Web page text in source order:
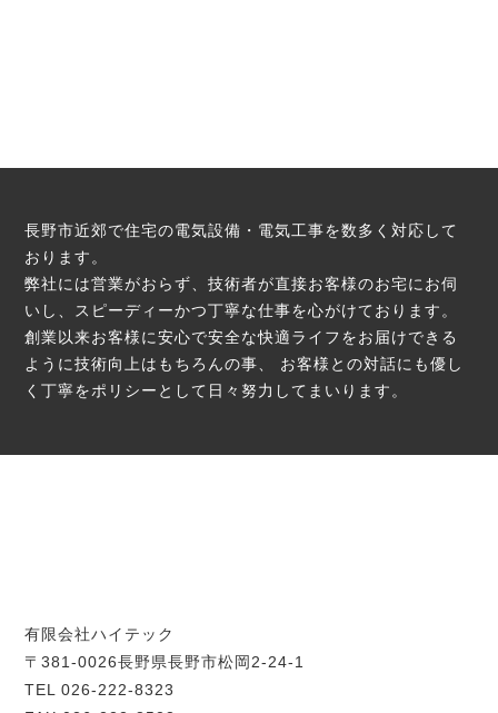
長野市近郊で住宅の電気設備・電気工事を数多く対応して
おります。
弊社には営業がおらず、技術者が直接お客様のお宅にお伺
いし、スピーディーかつ丁寧な仕事を心がけております。
創業以来お客様に安心で安全な快適ライフをお届けできる
ように技術向上はもちろんの事、
お客様との対話にも優し
く丁寧をポリシーとして日々努力してまいります。
有限会社ハイテック
〒381-0026長野県長野市松岡2-24-1
TEL 026-222-8323